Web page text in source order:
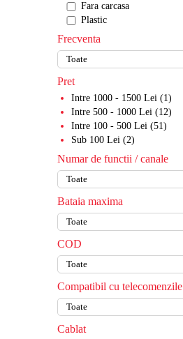
Fara carcasa
Plastic
Frecventa
Pret
Intre 1000 - 1500 Lei (1)
Intre 500 - 1000 Lei (12)
Intre 100 - 500 Lei (51)
Sub 100 Lei (2)
Numar de functii / canale
Bataia maxima
COD
Compatibil cu telecomenzile
Cablat